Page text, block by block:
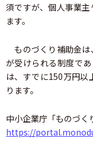
須ですが、個人事業
ます。
ものづくり補助金は
が受けられる制度で
は、すでに150万円以
ります。
中小企業庁「ものづく
https://